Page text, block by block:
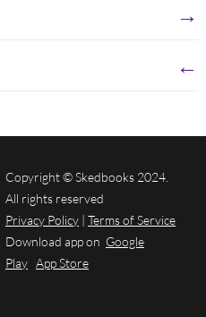
→
←
Copyright © Skedbooks 2024.
All rights reserved
Privacy Policy | Terms of Service
Download app on Google
Play App Store